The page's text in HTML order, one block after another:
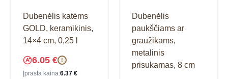
Dubenėlis katėms
GOLD, keramikinis,
14×4 cm, 0,25 l
6.05 € !
Įprasta kaina:6.37 €
Dubenėlis
paukščiams ar
graužikams,
metalinis
prisukamas, 8 cm